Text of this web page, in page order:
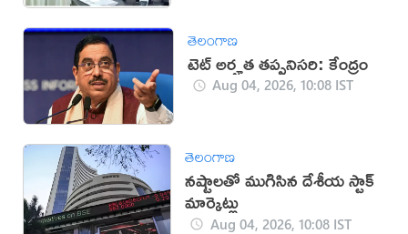
తెలంగాణ
టెట్ అర్హత తప్పనిసరి: కేంద్రం
Aug 04, 2026, 10:08 IST
తెలంగాణ
నష్టాలతో ముగిసిన దేశీయ స్టాక్
మార్కెట్లు
Aug 04, 2026, 10:08 IST